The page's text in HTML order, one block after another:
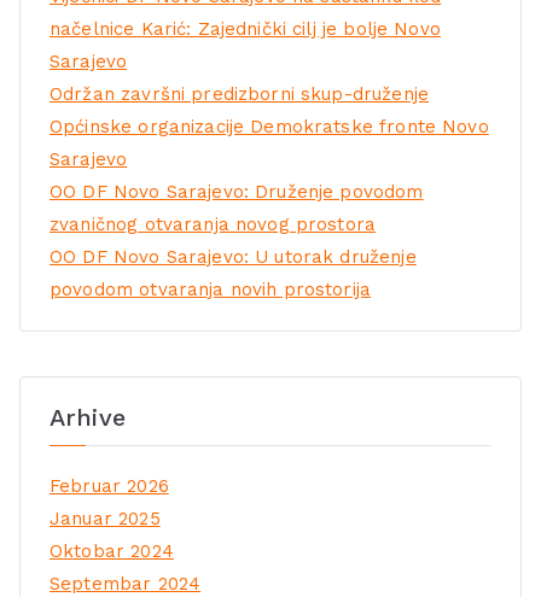
načelnice Karić: Zajednički cilj je bolje Novo
Sarajevo
Održan završni predizborni skup-druženje
Općinske organizacije Demokratske fronte Novo
Sarajevo
OO DF Novo Sarajevo: Druženje povodom
zvaničnog otvaranja novog prostora
OO DF Novo Sarajevo: U utorak druženje
povodom otvaranja novih prostorija
Arhive
Februar 2026
Januar 2025
Oktobar 2024
Septembar 2024